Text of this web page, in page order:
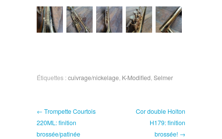
Étiquettes :cuivrage/nickelage, K-Modified,Selmer
← Trompette Courtois
220ML: finition
brossée/patinée
Cor double Holton
H179: finition
brossée! →